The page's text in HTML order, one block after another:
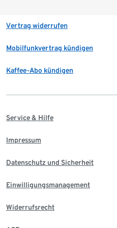
Vertrag widerrufen
Mobilfunkvertrag kündigen
Kaffee-Abo kündigen
Service & Hilfe
Impressum
Datenschutz und Sicherheit
Einwilligungsmanagement
Widerrufsrecht